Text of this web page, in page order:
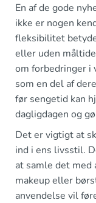
En af de gode
ikke er nogen
fleksibilitet
eller uden
om forbedringer i
som en del af
før sengetid kan
dagligdagen og
Det er vigtigt at
ind i ens livsstil.
at samle det med
makeup eller
anvendelse vil